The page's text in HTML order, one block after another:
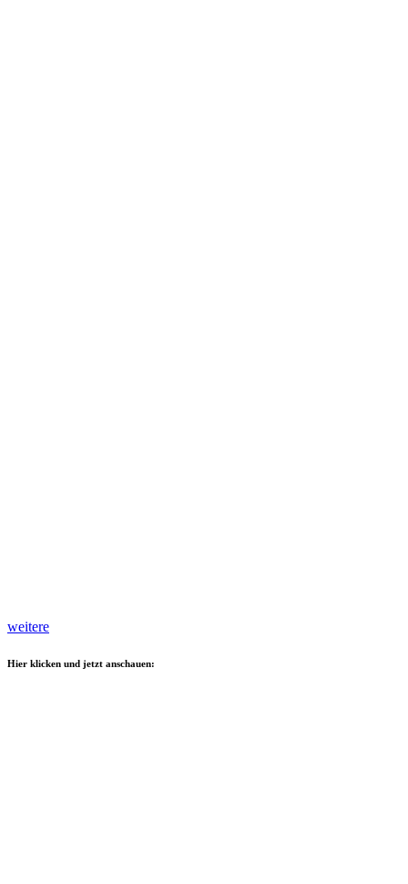
weitere
Hier klicken und jetzt anschauen: